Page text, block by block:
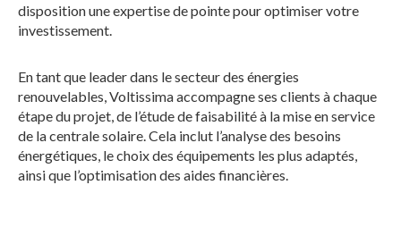
disposition une expertise de pointe pour optimiser votre
investissement.
En tant que leader dans le secteur des énergies
renouvelables, Voltissima accompagne ses clients à chaque
étape du projet, de l’étude de faisabilité à la mise en service
de la centrale solaire. Cela inclut l’analyse des besoins
énergétiques, le choix des équipements les plus adaptés,
ainsi que l’optimisation des aides financières.